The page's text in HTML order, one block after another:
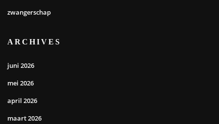
zwangerschap
ARCHIVES
juni 2026
mei 2026
april 2026
maart 2026